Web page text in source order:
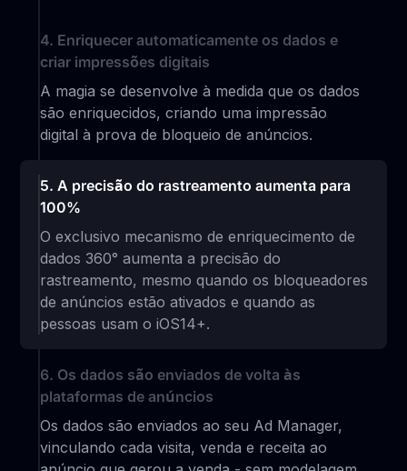
4. Enriquecer automaticamente os dados e
criar impressões digitais
A magia se desenvolve à medida que os dados
são enriquecidos, criando uma impressão
digital à prova de bloqueio de anúncios.
5. A precisão do rastreamento aumenta para
100%
O exclusivo mecanismo de enriquecimento de
dados 360° aumenta a precisão do
rastreamento, mesmo quando os bloqueadores
de anúncios estão ativados e quando as
pessoas usam o iOS14+.
6. Os dados são enviados de volta às
plataformas de anúncios
Os dados são enviados ao seu Ad Manager,
vinculando cada visita, venda e receita ao